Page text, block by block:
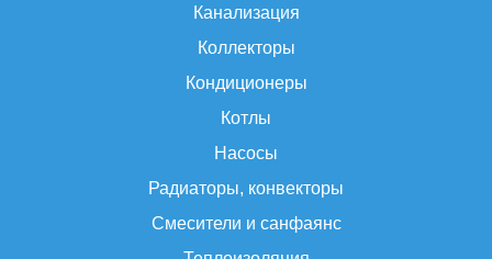
Канализация
Коллекторы
Кондиционеры
Котлы
Насосы
Радиаторы, конвекторы
Смесители и санфаянс